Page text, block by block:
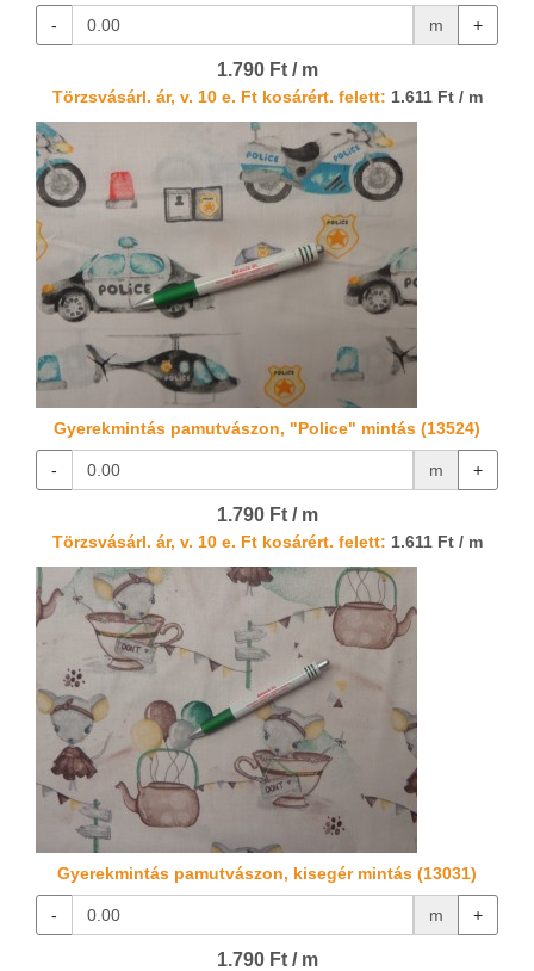
- m +
1.790 Ft / m
Törzsvásárl. ár, v. 10 e. Ft kosárért. felett: 1.611 Ft / m
Gyerekmintás pamutvászon, "Police" mintás (13524)
- m +
1.790 Ft / m
Törzsvásárl. ár, v. 10 e. Ft kosárért. felett: 1.611 Ft / m
Gyerekmintás pamutvászon, kisegér mintás (13031)
- m +
1.790 Ft / m